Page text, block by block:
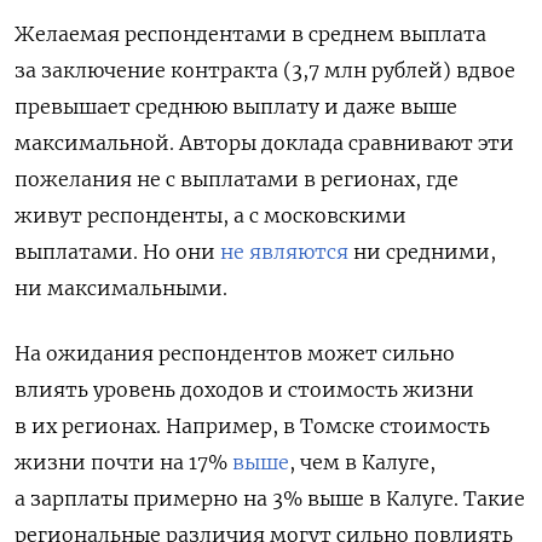
Желаемая респондентами в среднем выплата
за заключение контракта (3,7 млн рублей) вдвое
превышает среднюю выплату и даже выше
максимальной. Авторы доклада сравнивают эти
пожелания не с выплатами в регионах, где
живут респонденты, а с московскими
выплатами. Но они не являются ни средними,
ни максимальными.
На ожидания респондентов может сильно
влиять уровень доходов и стоимость жизни
в их регионах. Например, в Томске стоимость
жизни почти на 17% выше, чем в Калуге,
а зарплаты примерно на 3% выше в Калуге. Такие
региональные различия могут сильно повлиять